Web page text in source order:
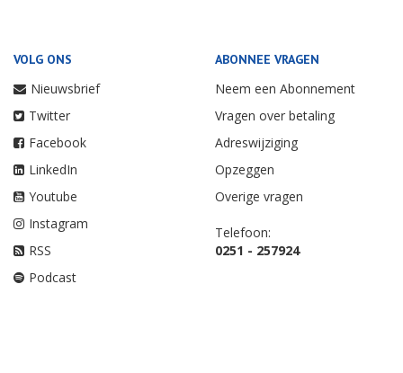
VOLG ONS
Nieuwsbrief
Twitter
Facebook
LinkedIn
Youtube
Instagram
RSS
Podcast
ABONNEE VRAGEN
Neem een Abonnement
Vragen over betaling
Adreswijziging
Opzeggen
Overige vragen
Telefoon:
0251 - 257924